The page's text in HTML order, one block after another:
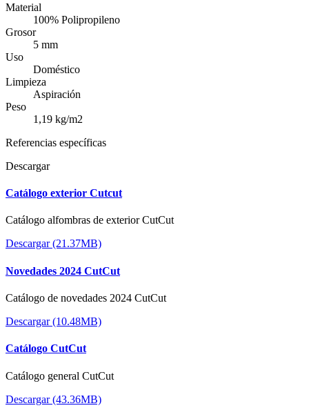
Material
100% Polipropileno
Grosor
5 mm
Uso
Doméstico
Limpieza
Aspiración
Peso
1,19 kg/m2
Referencias específicas
Descargar
Catálogo exterior Cutcut
Catálogo alfombras de exterior CutCut
Descargar (21.37MB)
Novedades 2024 CutCut
Catálogo de novedades 2024 CutCut
Descargar (10.48MB)
Catálogo CutCut
Catálogo general CutCut
Descargar (43.36MB)